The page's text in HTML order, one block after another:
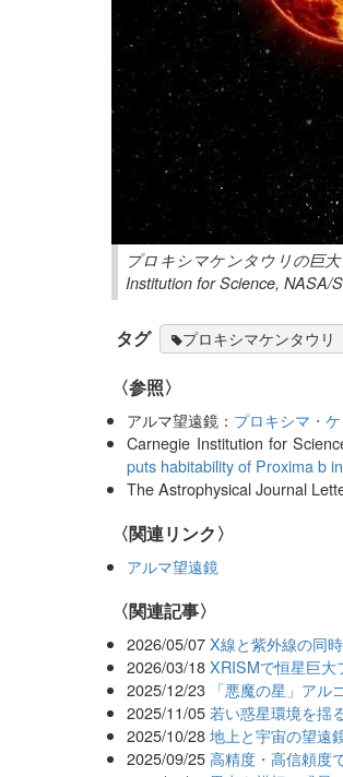
プロキシマケンタウリの巨
Institution for Science, NASA/
タグ プロキシマケンタウリ
〈参照〉
アルマ望遠鏡： プロキシマ・
Carnegie Institution for
puts habitability of Proxima b
The Astrophysical Journal
〈関連リンク〉
アルマ望遠鏡
関連記事
2026/05/07 X線と紫外線の同
2026/03/18 XRISMで恒星巨大
2025/12/23 「悪魔の星」ア
2025/11/05 若い惑星環境を揺
2025/10/28 地上と宇宙の望遠
2025/09/25 高精度・高信頼度